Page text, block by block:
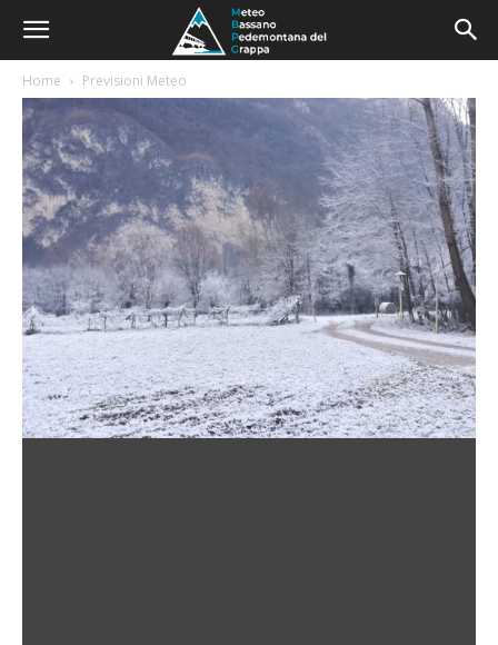
Home Previsioni Meteo